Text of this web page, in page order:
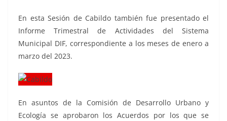
En esta Sesión de Cabildo también fue presentado el
Informe Trimestral de Actividades del Sistema
Municipal DIF, correspondiente a los meses de enero a
marzo del 2023.
En asuntos de la Comisión de Desarrollo Urbano y
Ecología se aprobaron los Acuerdos por los que se